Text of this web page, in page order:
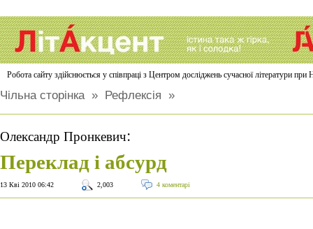
Робота сайту здійснюється у співпраці з Центром досліджень сучасної літератури
Чільна сторінка» Рефлексія »
Олександр Пронкевич:
Переклад і абсурд
13 Кві 2010 06:42 2,003 4 коментарі